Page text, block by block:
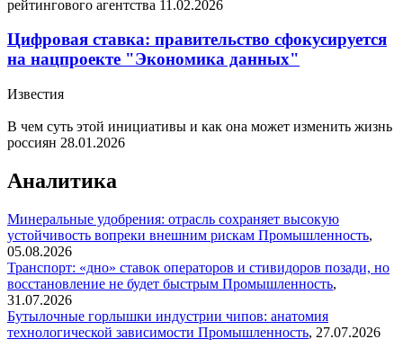
рейтингового агентства 11.02.2026
Цифровая ставка: правительство сфокусируется
на нацпроекте "Экономика данных"
Известия
В чем суть этой инициативы и как она может изменить жизнь
россиян 28.01.2026
Аналитика
Минеральные удобрения: отрасль сохраняет высокую
устойчивость вопреки внешним рискам Промышленность,
05.08.2026
Транспорт: «дно» ставок операторов и стивидоров позади, но
восстановление не будет быстрым Промышленность,
31.07.2026
Бутылочные горлышки индустрии чипов: анатомия
технологической зависимости Промышленность, 27.07.2026